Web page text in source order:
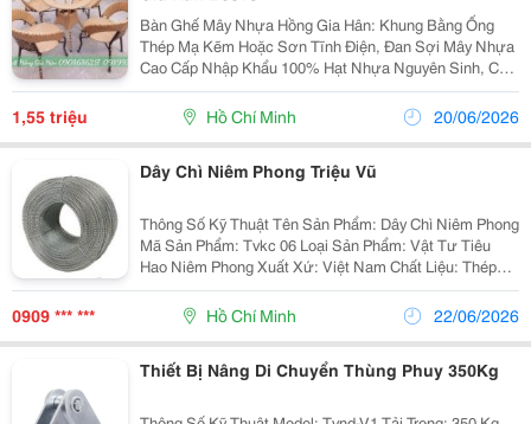
Bàn Ghế Mây Nhựa Hồng Gia Hân: Khung Bằng Ống
Thép Mạ Kẽm Hoặc Sơn Tĩnh Điện, Đan Sợi Mây Nhựa
Cao Cấp Nhập Khẩu 100% Hạt Nhựa Nguyên Sinh, Có
Phụ Gia Chống Tia Uv, Bảo Vệ Sức Khỏe Và Môi
Trường. Chịu Được Thời Tiết Nắng Mưa, Thích Hợp Khi
Để Ngoài T
1,55 triệu Hồ Chí Minh 20/06/2026
Dây Chì Niêm Phong Triệu Vũ
Thông Số Kỹ Thuật Tên Sản Phẩm: Dây Chì Niêm Phong
Mã Sản Phẩm: Tvkc 06 Loại Sản Phẩm: Vật Tư Tiêu
Hao Niêm Phong Xuất Xứ: Việt Nam Chất Liệu: Thép
Mạ Kẽm Đường Kính Dây: 1 Mm Tình Trạng: Bán Chạy
Cấu Tạo Dây Thép Nhiều Sợi...
0909 *** *** Hồ Chí Minh 22/06/2026
Thiết Bị Nâng Di Chuyển Thùng Phuy 350Kg